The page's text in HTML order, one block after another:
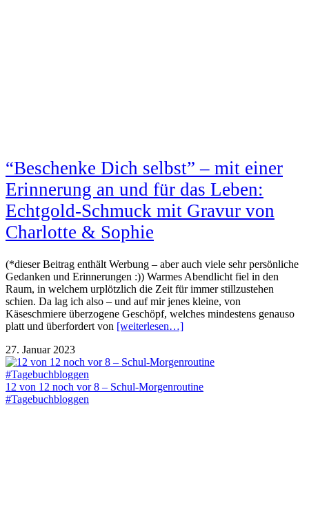
“Beschenke Dich selbst” – mit einer
Erinnerung an und für das Leben:
Echtgold-Schmuck mit Gravur von
Charlotte & Sophie
(*dieser Beitrag enthält Werbung – aber auch viele sehr persönliche
Gedanken und Erinnerungen :)) Warmes Abendlicht fiel in den
Raum, in welchem urplötzlich die Zeit für immer stillzustehen
schien. Da lag ich also – und auf mir jenes kleine, von
Käseschmiere überzogene Geschöpf, welches mindestens genauso
platt und überfordert von [weiterlesen…]
27. Januar 2023
12 von 12 noch vor 8 – Schul-Morgenroutine
#Tagebuchbloggen